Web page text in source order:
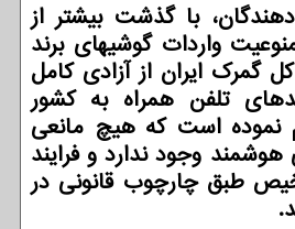
با گذشت بیشتر از
واردات گوشیهای برند
گمرک ایران از آزادی کامل
تلفن همراه به کشور
نموده است که هیچ مانعی
وجود ندارد و فرایند
طبق چارچوب قانونی در